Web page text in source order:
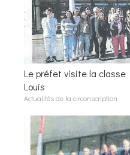
Le préfet visite la classe
Louis
Actualités de la circonscription